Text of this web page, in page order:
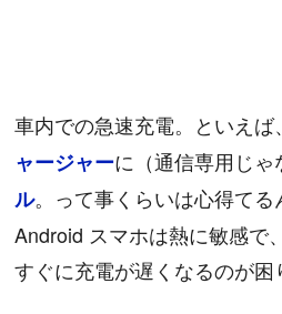
車内での急速充電。といえば、
ャージャーに（通信専用じゃ
ル。って事くらいは心得て
Android スマホは熱に敏感で
すぐに充電が遅くなるのが困